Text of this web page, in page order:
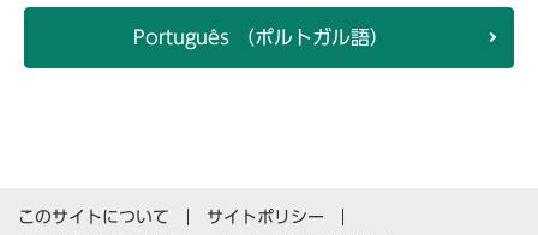
Português （ポルトガル語）
このサイトについて
サイトポリシー